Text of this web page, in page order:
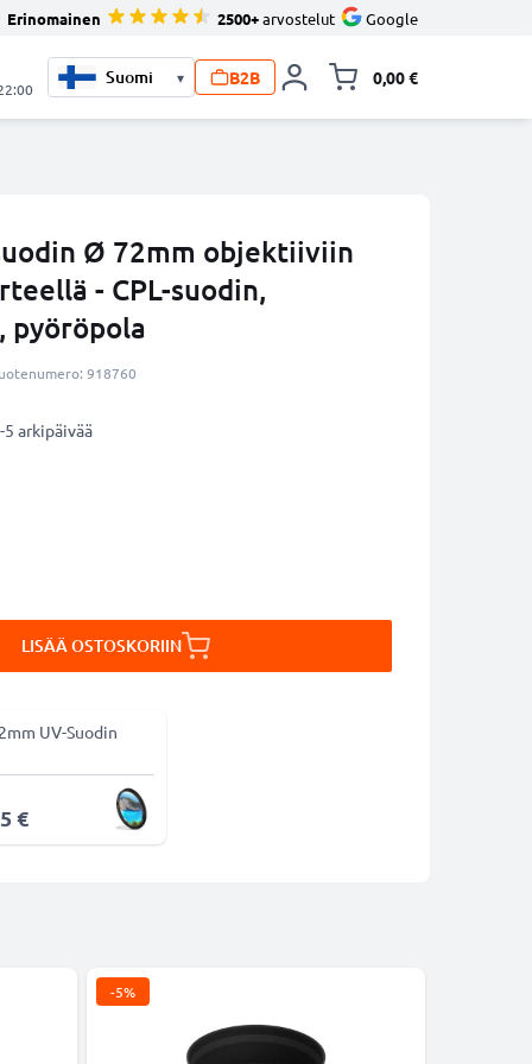
Erinomainen 2500+arvostelut Google
▾ B2B 0,00 €
Ø 72mm objektiiviin
- CPL-suodin,
pyöröpola
918760
arkipäivää
LISÄÄ OSTOSKORIIN
UV-Suodin
€
-5%